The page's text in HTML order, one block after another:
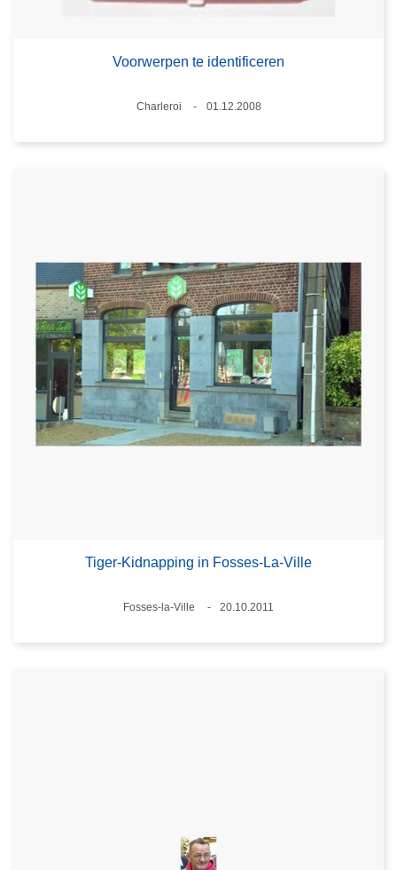
Voorwerpen te identificeren
Plaats
Charleroi
01.12.2008
Tiger-Kidnapping in Fosses-La-Ville
Plaats
Fosses-la-Ville
20.10.2011